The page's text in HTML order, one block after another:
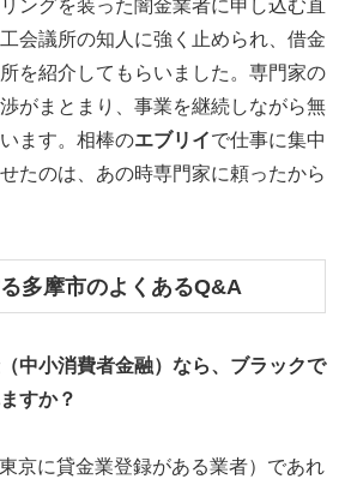
ングを装った闇金業者に申し込む直
会議所の知人に強く止められ、借金
を紹介してもらいました。専門家の
がまとまり、事業を継続しながら無
ます。相棒のエブリイで仕事に集中
たのは、あの時専門家に頼ったから
多摩市のよくあるQ&A
中小消費者金融）なら、ブラックで
すか？
京に貸金業登録がある業者）であれ